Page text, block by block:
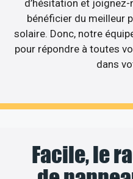
d’hésitation et
bénéficier du meilleur
solaire. Donc, notre
pour répondre à toutes
dans
Facile, le